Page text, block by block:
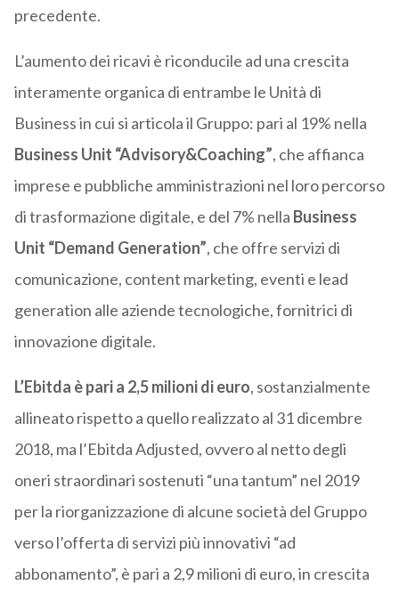
precedente.
L’aumento dei ricavi è riconducile ad una crescita
interamente organica di entrambe le Unità di
Business in cui si articola il Gruppo: pari al 19% nella
Business Unit “Advisory&Coaching”, che affianca
imprese e pubbliche amministrazioni nel loro percorso
di trasformazione digitale, e del 7% nella Business
Unit “Demand Generation”, che offre servizi di
comunicazione, content marketing, eventi e lead
generation alle aziende tecnologiche, fornitrici di
innovazione digitale.
L’Ebitda è pari a 2,5 milioni di euro, sostanzialmente
allineato rispetto a quello realizzato al 31 dicembre
2018, ma l’Ebitda Adjusted, ovvero al netto degli
oneri straordinari sostenuti “una tantum” nel 2019
per la riorganizzazione di alcune società del Gruppo
verso l’offerta di servizi più innovativi “ad
abbonamento”, è pari a 2,9 milioni di euro, in crescita